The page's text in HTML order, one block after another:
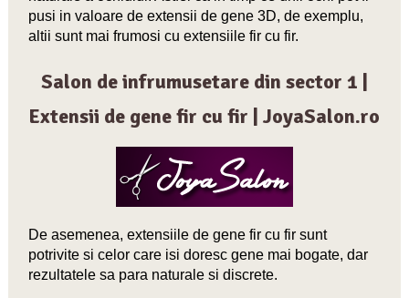
pusi in valoare de extensii de gene 3D, de exemplu,
altii sunt mai frumosi cu extensiile fir cu fir.
Salon de infrumusetare din sector 1 |
Extensii de gene fir cu fir | JoyaSalon.ro
De asemenea, extensiile de gene fir cu fir sunt
potrivite si celor care isi doresc gene mai bogate, dar
rezultatele sa para naturale si discrete.